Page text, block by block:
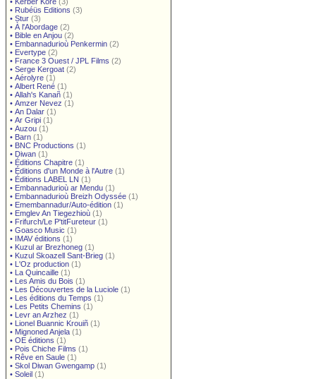
• Rubéüs Editions (3)
• Stur (3)
• À l'Abordage (2)
• Bible en Anjou (2)
• Embannadurioù Penkermin (2)
• Evertype (2)
• France 3 Ouest / JPL Films (2)
• Serge Kergoat (2)
• Aérolyre (1)
• Albert René (1)
• Allah's Kanañ (1)
• Amzer Nevez (1)
• An Dalar (1)
• Ar Gripi (1)
• Auzou (1)
• Barn (1)
• BNC Productions (1)
• Diwan (1)
• Éditions Chapitre (1)
• Éditions d'un Monde à l'Autre (1)
• Éditions LABEL LN (1)
• Embannadurioù ar Mendu (1)
• Embannadurioù Breizh Odyssée (1)
• Emembannadur/Auto-édition (1)
• Emglev An Tiegezhioù (1)
• Frifurch/Le P'titFureteur (1)
• Goasco Music (1)
• IMAV éditions (1)
• Kuzul ar Brezhoneg (1)
• Kuzul Skoazell Sant-Brieg (1)
• L'Oz production (1)
• La Quincaille (1)
• Les Amis du Bois (1)
• Les Découvertes de la Luciole (1)
• Les éditions du Temps (1)
• Les Petits Chemins (1)
• Levr an Arzhez (1)
• Lionel Buannic Krouiñ (1)
• Mignoned Anjela (1)
• OE éditions (1)
• Pois Chiche Films (1)
• Rêve en Saule (1)
• Skol Diwan Gwengamp (1)
• Soleil (1)